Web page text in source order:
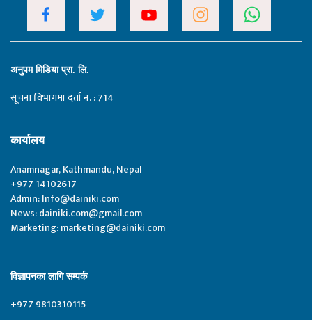
अनुपम मिडिया प्रा. लि.
सूचना विभागमा दर्ता नं. : 714
कार्यालय
Anamnagar, Kathmandu, Nepal
+977 14102617
Admin:Info@dainiki.com
News:dainiki.com@gmail.com
Marketing:marketing@dainiki.com
विज्ञापनका लागि सम्पर्क
+977 9810310115